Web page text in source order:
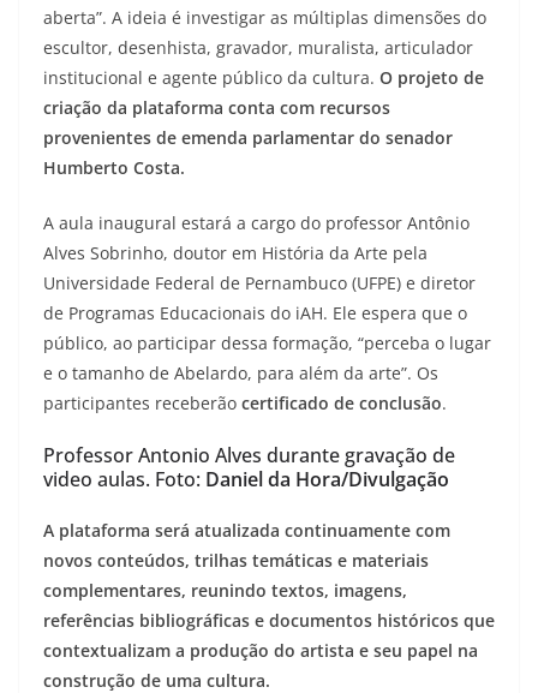
aberta”. A ideia é investigar as múltiplas dimensões do
escultor, desenhista, gravador, muralista, articulador
institucional e agente público da cultura. O projeto de
criação da plataforma conta com recursos
provenientes de emenda parlamentar do senador
Humberto Costa.
A aula inaugural estará a cargo do professor Antônio
Alves Sobrinho, doutor em História da Arte pela
Universidade Federal de Pernambuco (UFPE) e diretor
de Programas Educacionais do iAH. Ele espera que o
público, ao participar dessa formação, “perceba o lugar
e o tamanho de Abelardo, para além da arte”. Os
participantes receberão certificado de conclusão.
Professor Antonio Alves durante gravação de
video aulas. Foto: Daniel da Hora/Divulgação
A plataforma será atualizada continuamente com
novos conteúdos, trilhas temáticas e materiais
complementares, reunindo textos, imagens,
referências bibliográficas e documentos históricos que
contextualizam a produção do artista e seu papel na
construção de uma cultura.